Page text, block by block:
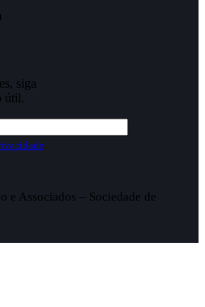
siga
útil.
e Associados – Sociedade de